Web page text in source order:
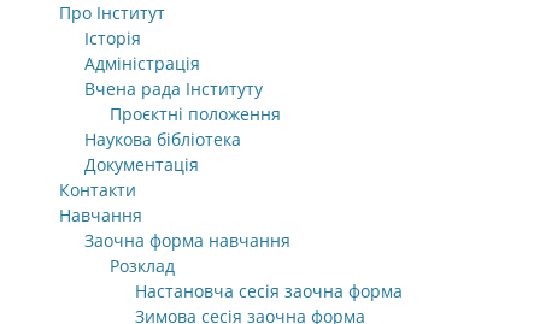
Про Інститут
Історія
Адміністрація
Вчена рада Інституту
Проєктні положення
Наукова бібліотека
Документація
Контакти
Навчання
Заочна форма навчання
Розклад
Настановча сесія заочна форма
Зимова сесія заочна форма